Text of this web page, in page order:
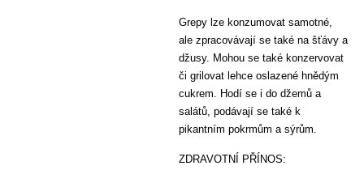
Grepy lze konzumovat samotné,
ale zpracovávají se také na šťávy a
džusy. Mohou se také konzervovat
či grilovat lehce oslazené hnědým
cukrem. Hodí se i do džemů a
salátů, podávají se také k
pikantním pokrmům a sýrům.
ZDRAVOTNÍ PŘÍNOS: